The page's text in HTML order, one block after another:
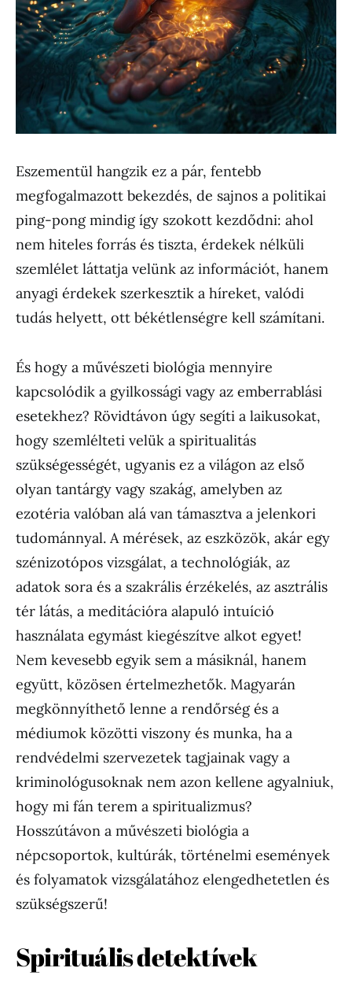
Eszementül hangzik ez a pár, fentebb
megfogalmazott bekezdés, de sajnos a politikai
ping-pong mindig így szokott kezdődni: ahol
nem hiteles forrás és tiszta, érdekek nélküli
szemlélet láttatja velünk az információt, hanem
anyagi érdekek szerkesztik a híreket, valódi
tudás helyett, ott békétlenségre kell számítani.
És hogy a művészeti biológia mennyire
kapcsolódik a gyilkossági vagy az emberrablási
esetekhez? Rövidtávon úgy segíti a laikusokat,
hogy szemlélteti velük a spiritualitás
szükségességét, ugyanis ez a világon az első
olyan tantárgy vagy szakág, amelyben az
ezotéria valóban alá van támasztva a jelenkori
tudománnyal. A mérések, az eszközök, akár egy
szénizotópos vizsgálat, a technológiák, az
adatok sora és a szakrális érzékelés, az asztrális
tér látás, a meditációra alapuló intuíció
használata egymást kiegészítve alkot egyet!
Nem kevesebb egyik sem a másiknál, hanem
együtt, közösen értelmezhetők. Magyarán
megkönnyíthető lenne a rendőrség és a
médiumok közötti viszony és munka, ha a
rendvédelmi szervezetek tagjainak vagy a
kriminológusoknak nem azon kellene agyalniuk,
hogy mi fán terem a spiritualizmus?
Hosszútávon a művészeti biológia a
népcsoportok, kultúrák, történelmi események
és folyamatok vizsgálatához elengedhetetlen és
szükségszerű!
Spirituális detektívek